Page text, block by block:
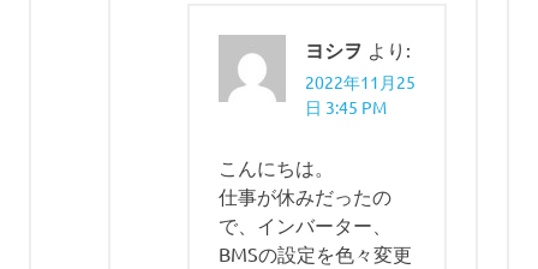
ヨシヲ より:
2022年11月25
日 3:45 PM
こんにちは。
仕事が休みだったの
で、インバーター、
BMSの設定を色々変更